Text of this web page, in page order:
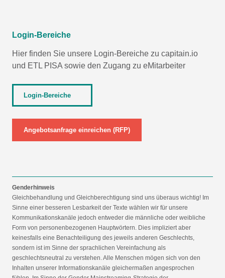
Login-Bereiche
Hier finden Sie unsere Login-Bereiche zu capitain.io
und ETL PISA sowie den Zugang zu eMitarbeiter
Login-Bereiche
Angebotsanfrage einreichen (RFP)
Genderhinweis
Gleichbehandlung und Gleichberechtigung sind uns überaus wichtig! Im
Sinne einer besseren Lesbarkeit der Texte wählen wir für unsere
Kommunikationskanäle jedoch entweder die männliche oder weibliche
Form von personenbezogenen Hauptwörtern. Dies impliziert aber
keinesfalls eine Benachteiligung des jeweils anderen Geschlechts,
sondern ist im Sinne der sprachlichen Vereinfachung als
geschlechtsneutral zu verstehen. Alle Menschen mögen sich von den
Inhalten unserer Informationskanäle gleichermaßen angesprochen